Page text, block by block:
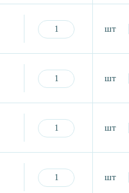
шт
шт
шт
шт